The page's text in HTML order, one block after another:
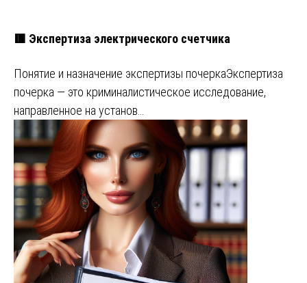
🟥 Экспертиза электрического счетчика
Понятие и назначение экспертизы почеркаЭкспертиза
почерка — это криминалистическое исследование,
направленное на установ…